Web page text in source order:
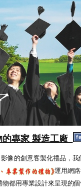
的專家 製造工廠
像的創意客製化禮品，
運用網
物都用專業設計來呈現的